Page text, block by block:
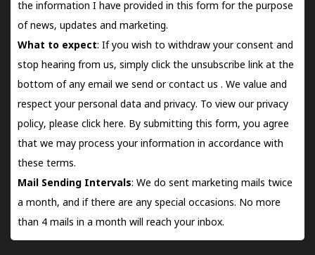
the information I have provided in this form for the purpose
of news, updates and marketing.
What to expect: If you wish to withdraw your consent and
stop hearing from us, simply click the unsubscribe link at the
bottom of any email we send orcontact us . We value and
respect your personal data and privacy. To view our privacy
policy, please click here. By submitting this form, you agree
that we may process your information in accordance with
these terms.
Mail Sending Intervals: We do sent marketing mails twice
a month, and if there are any special occasions. No more
than 4 mails in a month will reach your inbox.